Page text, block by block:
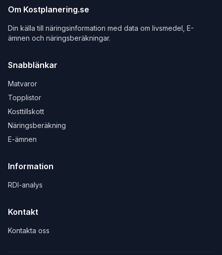
Om Kostplanering.se
Din källa till näringsinformation med data om livsmedel, E-
ämnen och näringsberäkningar.
Snabblänkar
Matvaror
Topplistor
Kosttillskott
Näringsberäkning
E-ämnen
Information
RDI-analys
Kontakt
Kontakta oss